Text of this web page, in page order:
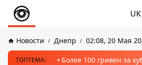
UK
Новости Днепр 02:08, 20 Мая
ТОПТЕМА: Более 100 гривен за